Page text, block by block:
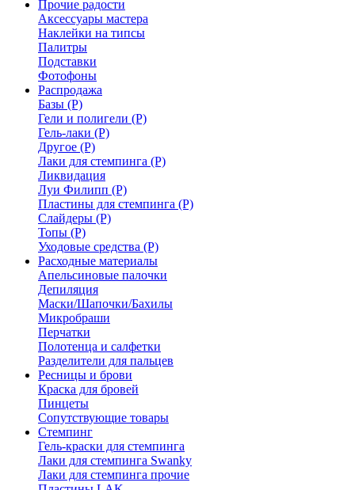
Прочие радости
Аксессуары мастера
Наклейки на типсы
Палитры
Подставки
Фотофоны
Распродажа
Базы (Р)
Гели и полигели (Р)
Гель-лаки (Р)
Другое (Р)
Лаки для стемпинга (Р)
Ликвидация
Луи Филипп (Р)
Пластины для стемпинга (Р)
Слайдеры (Р)
Топы (Р)
Уходовые средства (Р)
Расходные материалы
Апельсиновые палочки
Депиляция
Маски/Шапочки/Бахилы
Микробраши
Перчатки
Полотенца и салфетки
Разделители для пальцев
Ресницы и брови
Краска для бровей
Пинцеты
Сопутствующие товары
Стемпинг
Гель-краски для стемпинга
Лаки для стемпинга Swanky
Лаки для стемпинга прочие